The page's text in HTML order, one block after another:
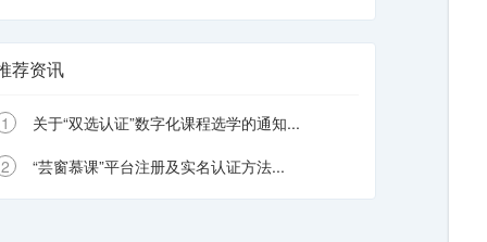
荐资讯
1
关于“双选认证”数字化课程选学的通知...
2
“芸窗慕课”平台注册及实名认证方法...